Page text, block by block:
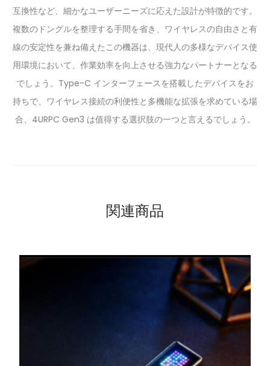
互換性など、細かなユーザーニーズに応えた設計が特徴的です。
複数のドングルを整理する手間を省き、ワイヤレスの自由さと有
線の安定性を兼ね備えたこの機器は、現代人の多様なデバイス使
用環境において、作業効率を向上させる強力なパートナーとなる
でしょう。Type-C インターフェースを搭載したデバイスをお
持ちで、ワイヤレス接続の利便性と多機能な拡張を求めている場
合、4URPC Gen3 は值得する選択肢の一つと言えるでしょう。
関連商品